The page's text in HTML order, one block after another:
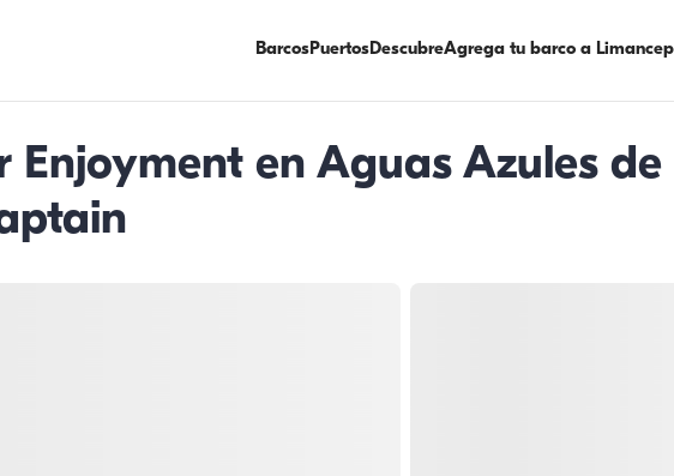
BarcosPuertosDescubreAgrega tu barco a
Enjoyment en Aguas Azules